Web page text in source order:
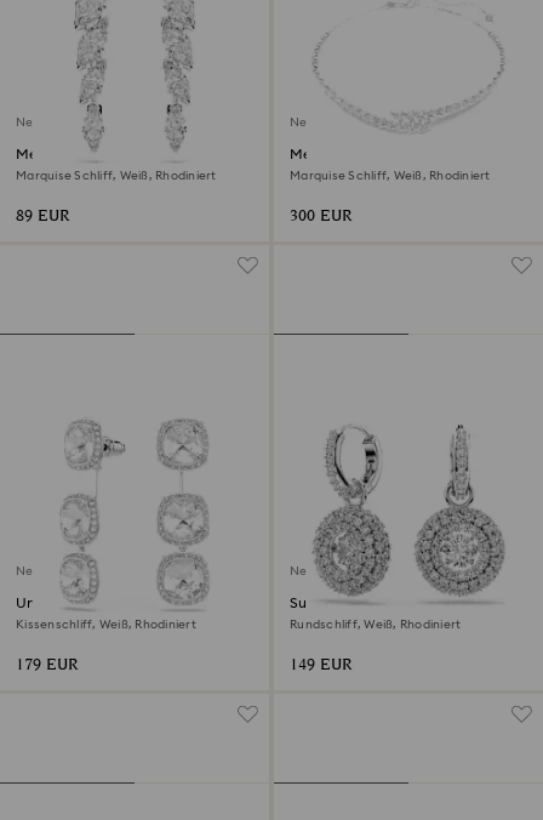
Neu
Mesmera Ohrringe
Marquise Schliff, Weiß, Rhodiniert
89 EUR
Neu
Mesmera Halskette
Marquise Schliff, Weiß, Rhodiniert
300 EUR
Neu
Una Angelic Ohrringe
Kissenschliff, Weiß, Rhodiniert
179 EUR
Neu
Sublima Drop-Ohrhänger
Rundschliff, Weiß, Rhodiniert
149 EUR